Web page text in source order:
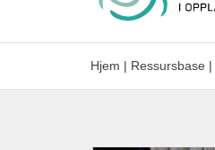
Hjem | Ressursbase |